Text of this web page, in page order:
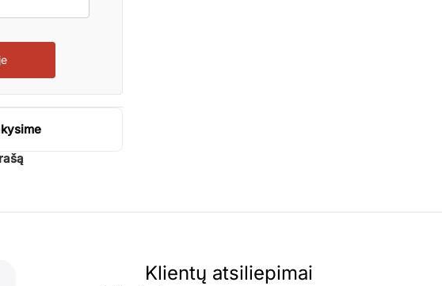
Klientų atsiliepimai